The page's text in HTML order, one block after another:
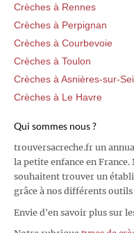
Crèches à Rennes
Crèches à Perpignan
Crèches à Courbevoie
Crèches à Toulon
Crèches à Asnières-sur-
Crèches à Le Havre
Qui sommes nous ?
trouversacreche.fr un
la petite enfance en
souhaitent trouver un
grâce à nos différents outils
Envie d'en savoir plus sur